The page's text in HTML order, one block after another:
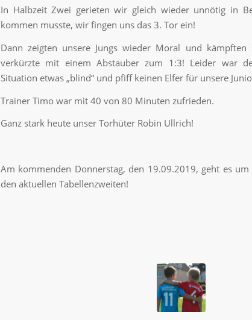
In Halbzeit Zwei gerieten wir gleich wieder unnötig in
kommen musste, wir fingen uns das 3. Tor ein!
Dann zeigten unsere Jungs wieder Moral und kämpften
verkürzte mit einem Abstauber zum 1:3! Leider war
Situation etwas „blind“ und pfiff keinen Elfer für unsere
Trainer Timo war mit 40 von 80 Minuten zufrieden.
Ganz stark heute unser Torhüter Robin Ullrich!
Am kommenden Donnerstag, den 19.09.2019, geht es
den aktuellen Tabellenzweiten!